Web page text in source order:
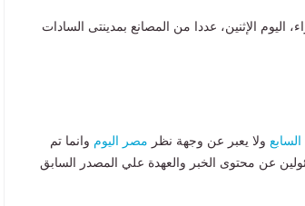
الإثنين، عددا من المصانع بمدينتى السادات
السابع ولا يعبر عن وجهة نظر مصر اليوم وانما تم
عن محتوى الخبر والعهدة علي المصدر السابق